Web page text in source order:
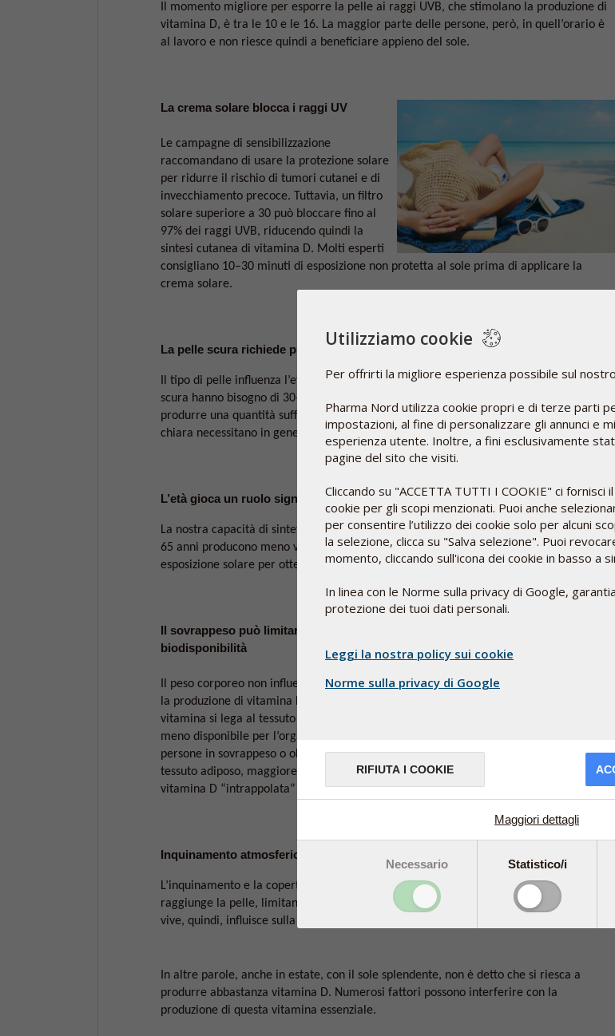
Il momento migliore per esporre la pelle ai raggi UVB, che stimolano la produzione di
vitamina D, è tra le 10 e le 16. La maggior parte delle persone, però, in quell’orario è
al lavoro e non riesce quindi a beneficiare appieno del sole.
La crema solare blocca i raggi UV
Le campagne di sensibilizzazione
raccomandano di usare la protezione solare
per ridurre il rischio di tumori cutanei e di
invecchiamento precoce. Tuttavia, un filtro
solare superiore a 30 può bloccare fino al
97% dei raggi UVB, riducendo quindi la
sintesi cutanea di vitamina D. Molti esperti
consigliano 10–30 minuti di esposizione non protetta al sole prima di applicare la
crema solare.
La pelle scura richiede più esposizione solare
Il tipo di pelle influenza l’efficienza della produzione di vitamina D. Le persone con pelle
scura hanno bisogno di 30–60 minuti di esposizione quotidiana non protetta per
produrre una quantità sufficiente di vitamina D. Al contrario, le persone con pelle
chiara necessitano in genere solo di 10–15 minuti.
L’età gioca un ruolo significativo
La nostra capacità di sintetizzare vitamina D diminuisce con l’età. Le persone con più di
65 anni producono meno vitamina D rispetto ai giovani e hanno quindi bisogno di più
esposizione solare per ottenere lo stesso effetto.
Il sovrappeso può limitarne la
biodisponibilità
Il peso corporeo non influenza direttamente
la produzione di vitamina D, ma poiché la
vitamina si lega al tessuto adiposo, diventa
meno disponibile per l’organismo nelle
persone in sovrappeso o obese. Maggiore è il
tessuto adiposo, maggiore è la quota di
vitamina D “intrappolata” e non circolante nel sangue.
Inquinamento atmosferico e nuvolosità
L’inquinamento e la copertura nuvolosa riducono la quantità di raggi UVB che
raggiunge la pelle, limitando così la sintesi della vitamina D. Anche il luogo in cui si
vive, quindi, influisce sulla capacità del corpo di produrla.
In altre parole, anche in estate, con il sole splendente, non è detto che si riesca a
produrre abbastanza vitamina D. Numerosi fattori possono interferire con la
produzione di questa vitamina essenziale.
Utilizziamo cookie
Per offrirti la migliore esperienza possibile sul
Pharma Nord utilizza cookie propri e di terze parti
impostazioni, al fine di personalizzare gli annunci e
esperienza utente. Inoltre, a fini esclusivamente
pagine del sito che visiti.
Cliccando su "ACCETTA TUTTI I COOKIE" ci fornisci
cookie per gli scopi menzionati. Puoi anche
per consentire l’utilizzo dei cookie solo per alcuni
la selezione, clicca su "Salva selezione". Puoi
momento, cliccando sull'icona dei cookie in basso a
In linea con le Norme sulla privacy di Google,
protezione dei tuoi dati personali.
Leggi la nostra policy sui cookie
Norme sulla privacy di Google
RIFIUTA I COOKIE
Maggiori dettagli
Necessario Statistico/i